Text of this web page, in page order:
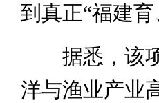
到真正“福建
据悉，该项
洋与渔业产业